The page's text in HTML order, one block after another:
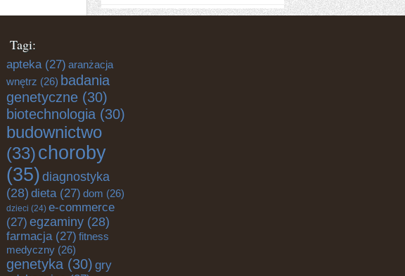
Tagi:
apteka(27) aranżacja
wnętrz (26) badania
genetyczne (30)
biotechnologia (30)
budownictwo
(33)choroby
(35) diagnostyka
(28) dieta(27) dom (26)
dzieci (24) e-commerce
(27) egzaminy (28)
farmacja(27) fitness
medyczny (26)
genetyka (30) gry